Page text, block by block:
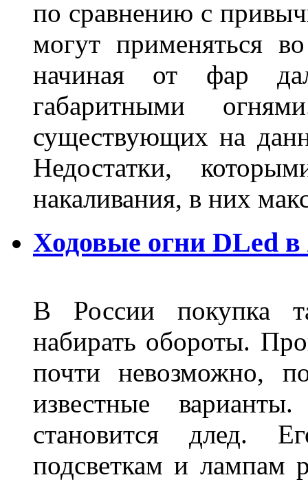
по сравнению с
могут применяться
начиная от фар
габаритными
существующих на
Недостатки,
накаливания, в них
Ходовые огни DLed в
В России покупка
набирать обороты.
почти невозможно,
известные
становится длед.
подсветкам и лампам